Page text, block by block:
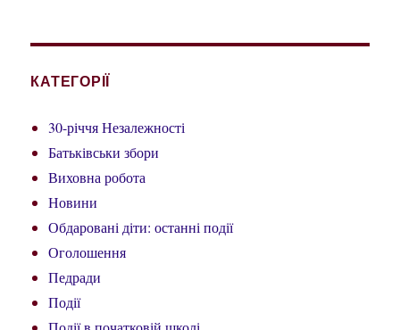
КАТЕГОРІЇ
30-річчя Незалежності
Батьківськи збори
Виховна робота
Новини
Обдаровані діти: останні події
Оголошення
Педради
Події